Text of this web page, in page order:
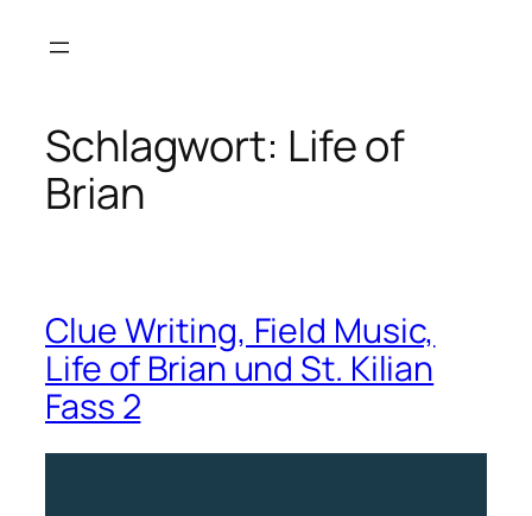
Inhalt
Schlagwort: Life of
Brian
Clue Writing, Field Music,
Life of Brian und St. Kilian
Fass 2